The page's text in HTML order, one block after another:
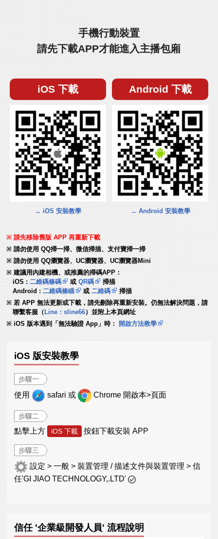
手機行動裝置
請先下載APP才能進入主播包廂
iOS 下載
→ iOS 安裝教學
Android 下載
→ Android 安裝教學
請先移除舊版 APP 再重新下載
請勿使用 QQ掃一掃、微信掃描、支付寶掃一掃
請勿使用 QQ瀏覽器、UC瀏覽器、UC瀏覽器Mini
建議用內建相機、或推薦的掃碼APP：
iOS :二維碼條碼 或QR碼
掃描
Android :二維碼條瞄 或二維碼
掃描
若 APP 無法更新或下載，請先刪除再重新安裝。仍無法解決問題，請
聯繫客服（ Line：sline66）並附上本頁網址
iOS 版本遇到「無法驗證 App」時：
開啟方法教學
iOS 版安裝教學
步驟一
使用 safari 或 Chrome 開啟本>頁面
步驟二
點擊上方 iOS 下載 按鈕下載安裝 APP
步驟三
設定 > 一般 > 裝置管理 / 描述文件與裝置管理 > 信
任'GI JIAO TECHNOLOGY,.LTD'
信任 '企業級開發人員' 流程說明